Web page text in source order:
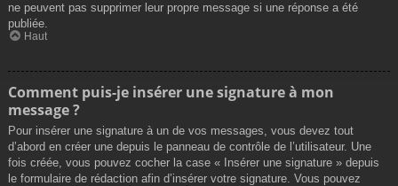
ne peuvent pas supprimer leur propre message si une réponse a été
publiée.
Haut
Comment puis-je insérer une signature à mon
message ?
Pour insérer une signature à un de vos messages, vous devez tout
d’abord en créer une depuis le panneau de contrôle de l’utilisateur. Une
fois créée, vous pouvez cocher la case « Insérer une signature » depuis
le formulaire de rédaction afin d’insérer votre signature. Vous pouvez